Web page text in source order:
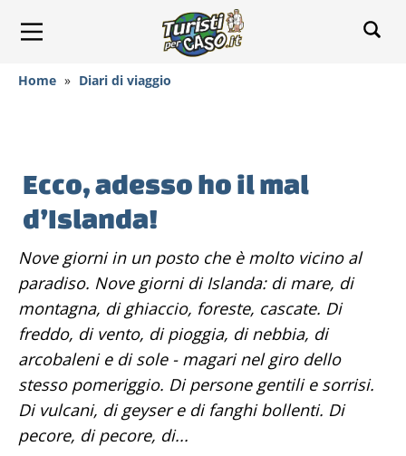
Home » Diari di viaggio
Ecco, adesso ho il mal
d’Islanda!
Nove giorni in un posto che è molto vicino al
paradiso. Nove giorni di Islanda: di mare, di
montagna, di ghiaccio, foreste, cascate. Di
freddo, di vento, di pioggia, di nebbia, di
arcobaleni e di sole - magari nel giro dello
stesso pomeriggio. Di persone gentili e sorrisi.
Di vulcani, di geyser e di fanghi bollenti. Di
pecore, di pecore, di...